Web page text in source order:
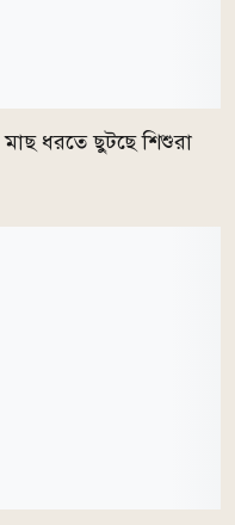
মাছ ধরতে ছুটছে শিশুরা